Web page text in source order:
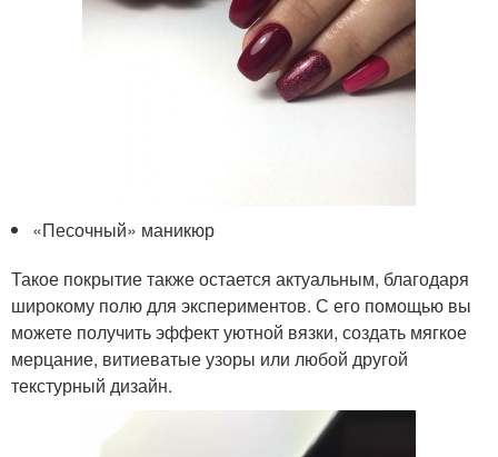
«Песочный» маникюр
Такое покрытие также остается актуальным, благодаря
широкому полю для экспериментов. С его помощью вы
можете получить эффект уютной вязки, создать мягкое
мерцание, витиеватые узоры или любой другой
текстурный дизайн.